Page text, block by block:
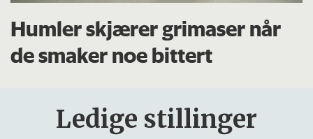
Humler skjærer grimaser når
de smaker noe bittert
Ledige stillinger